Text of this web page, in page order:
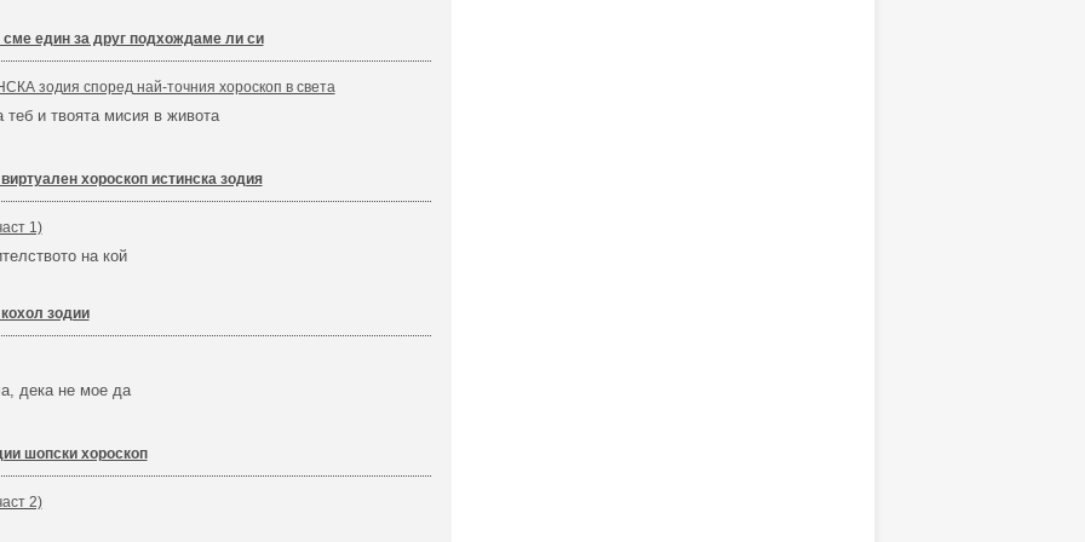
един за друг подхождаме ли си
зодия според най-точния хороскоп в света
теб и твоята мисия в живота
хороскоп истинска зодия
1)
на кой
зодии
дека не мое да
шопски хороскоп
2)